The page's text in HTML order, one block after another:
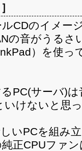
］
CDのイメー
の音がうるさ
）を使っ
PC(サーバ)
いけないと思
いPCを組み
正CPUファ